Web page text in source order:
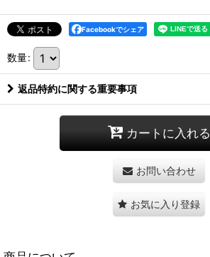
Facebookでシェア
数量:
返品特約に関する重要事項
カートに入れる
お問い合わせ
お気に入り登録